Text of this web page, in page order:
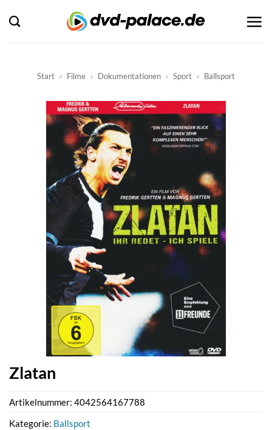
Inhalt
springen
Start » Filme » Dokumentationen » Sport » Ballsport
Zlatan
Artikelnummer: 4042564167788
Kategorie: Ballsport